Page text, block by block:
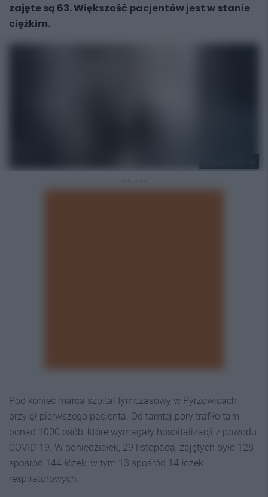
zajęte są 63. Większość pacjentów jest w stanie
ciężkim.
Pod koniec marca szpital tymczasowy w Pyrzowicach
przyjął pierwszego pacjenta. Od tamtej pory trafiło tam
ponad 1000 osób, które wymagały hospitalizacji z powodu
COVID-19. W poniedziałek, 29 listopada, zajętych było 128
spośród 144 łóżek, w tym 13 spośród 14 łóżek
respiratorowych.